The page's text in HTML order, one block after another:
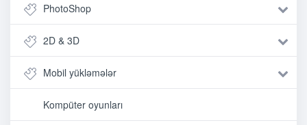
PhotoShop
2D & 3D
Mobil yükləmələr
Kompüter oyunları